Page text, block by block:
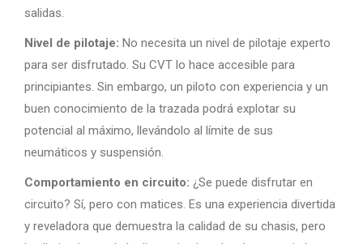
salidas.
Nivel de pilotaje: No necesita un nivel de pilotaje experto
para ser disfrutado. Su CVT lo hace accesible para
principiantes. Sin embargo, un piloto con experiencia y un
buen conocimiento de la trazada podrá explotar su
potencial al máximo, llevándolo al límite de sus
neumáticos y suspensión.
Comportamiento en circuito: ¿Se puede disfrutar en
circuito? Sí, pero con matices. Es una experiencia divertida
y reveladora que demuestra la calidad de su chasis, pero